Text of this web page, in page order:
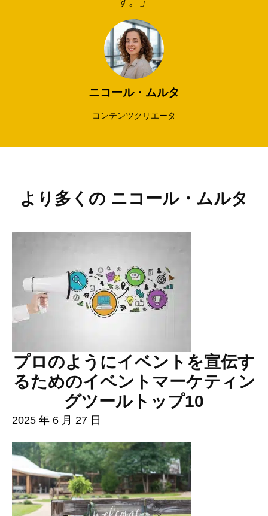
ニコール・ムルタ
コンテンツクリエータ
より多くの ニコール・ムルタ
プロのようにイベントを宣伝す
るためのイベントマーケティン
グツールトップ10
2025 年 6 月 27 日